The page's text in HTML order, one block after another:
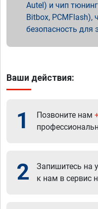
Autel) и чип
Bitbox, PCMFlash),
безопасность для
Ваши действия:
1 Позвоните нам
2
Запишитесь на
к нам в сервис